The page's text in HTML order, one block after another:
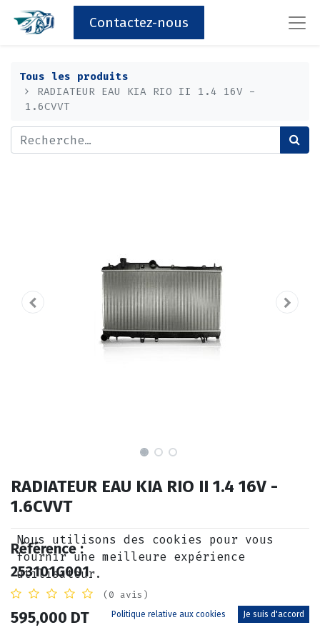
Contactez-nous
Tous les produits
RADIATEUR EAU KIA RIO II 1.4 16V -
1.6CVVT
RADIATEUR EAU KIA RIO II 1.4 16V -
1.6CVVT
Référence :
253101G001
(0 avis)
595,000 DT
Nous utilisons des cookies pour vous
fournir une meilleure expérience
utilisateur.
Politique relative aux cookies Je suis d'accord